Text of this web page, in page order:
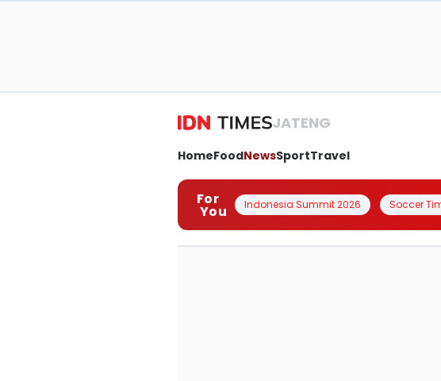
JATENG
HomeFoodNewsSportTravel
For
You Indonesia Summit 2026 Soccer